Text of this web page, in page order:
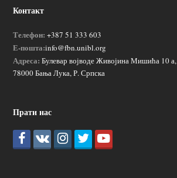
Контакт
Телефон: +387 51 333 603
Е-пошта:info@fbn.unibl.org
Адреса: Булевар војводе Живојина Мишића 10 а,
78000 Бања Лука, Р. Српска
Прати нас